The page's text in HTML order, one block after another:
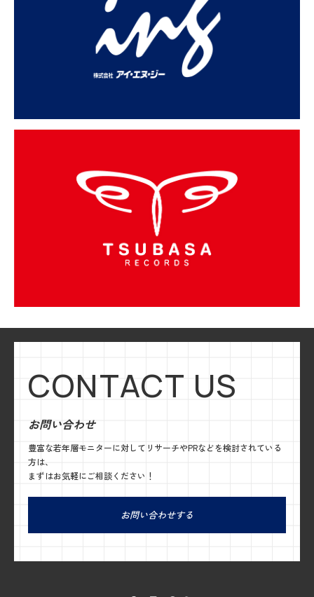
CONTACT US
お問い合わせ
豊富な若年層モニターに対してリサーチやPRなどを検討されている
方は、
まずはお気軽にご相談ください！
お問い合わせする